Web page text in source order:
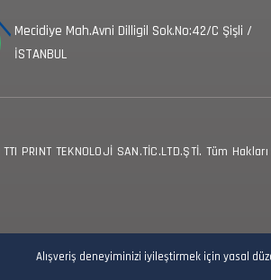
Alışveriş deneyiminizi iyileştirmek için yasal
Mecidiye Mah.Avni Dilligil Sok.No:42/C Şişli /
İSTANBUL
PRINT TEKNOLOJİ SAN.TİC.LTD.ŞTİ. Tüm Hakları